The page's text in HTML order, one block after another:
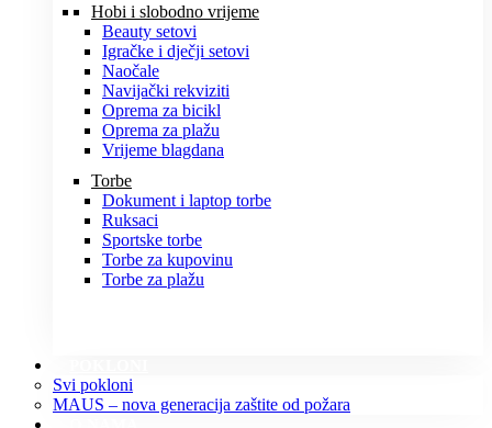
Hobi i slobodno vrijeme
Beauty setovi
Igračke i dječji setovi
Naočale
Navijački rekviziti
Oprema za bicikl
Oprema za plažu
Vrijeme blagdana
Torbe
Dokument i laptop torbe
Ruksaci
Sportske torbe
Torbe za kupovinu
Torbe za plažu
Svi pokloni
MAUS – nova generacija zaštite od požara